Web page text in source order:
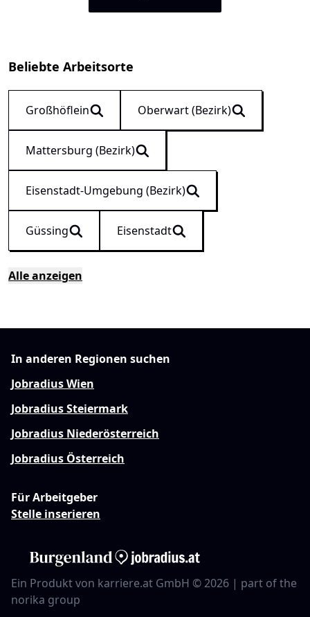
Beliebte Arbeitsorte
Großhöflein Oberwart (Bezirk)
Mattersburg (Bezirk)
Eisenstadt-Umgebung (Bezirk)
Güssing Eisenstadt
Alle anzeigen
In anderen Regionen suchen
Jobradius Wien
Jobradius Steiermark
Jobradius Niederösterreich
Jobradius Österreich
Für Arbeitgeber
Stelle inserieren
Ein Produkt von karriere.at GmbH © 2026 | part of the
norika group